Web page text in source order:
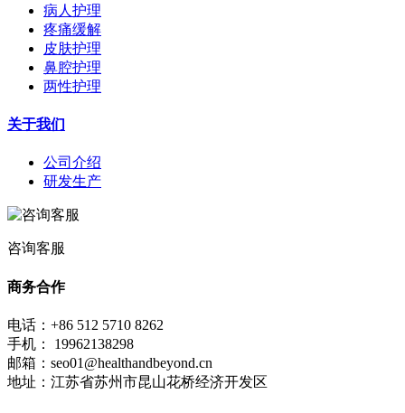
病人护理
疼痛缓解
皮肤护理
鼻腔护理
两性护理
关于我们
公司介绍
研发生产
咨询客服
商务合作
电话：+86 512 5710 8262
手机： 19962138298
邮箱：seo01@healthandbeyond.cn
地址：江苏省苏州市昆山花桥经济开发区